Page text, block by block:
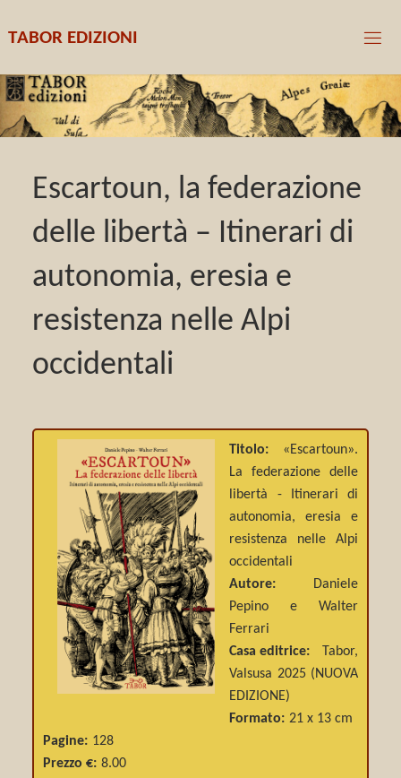
TABOR EDIZIONI
Escartoun, la federazione
delle libertà – Itinerari di
autonomia, eresia e
resistenza nelle Alpi
occidentali
Titolo:
«Escartoun».
La federazione delle
libertà - Itinerari di
autonomia, eresia e
resistenza nelle Alpi
occidentali
Autore:
Daniele
Pepino e Walter
Ferrari
Casa editrice:
Tabor,
Valsusa 2025 (NUOVA
EDIZIONE)
Formato: 21 x 13 cm
Pagine: 128
Prezzo €: 8.00